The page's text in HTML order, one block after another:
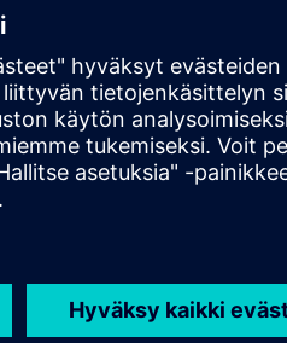
tuotteeseen/-ratkaisuun
ottamaan sen käyttöön,
ylläpitämään sitä